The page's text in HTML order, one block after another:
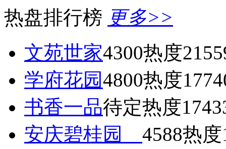
热盘排行榜 更多>>
文苑世家4300热度
学府花园4800热度
书香一品待定热度
安庆碧桂园 4588热度